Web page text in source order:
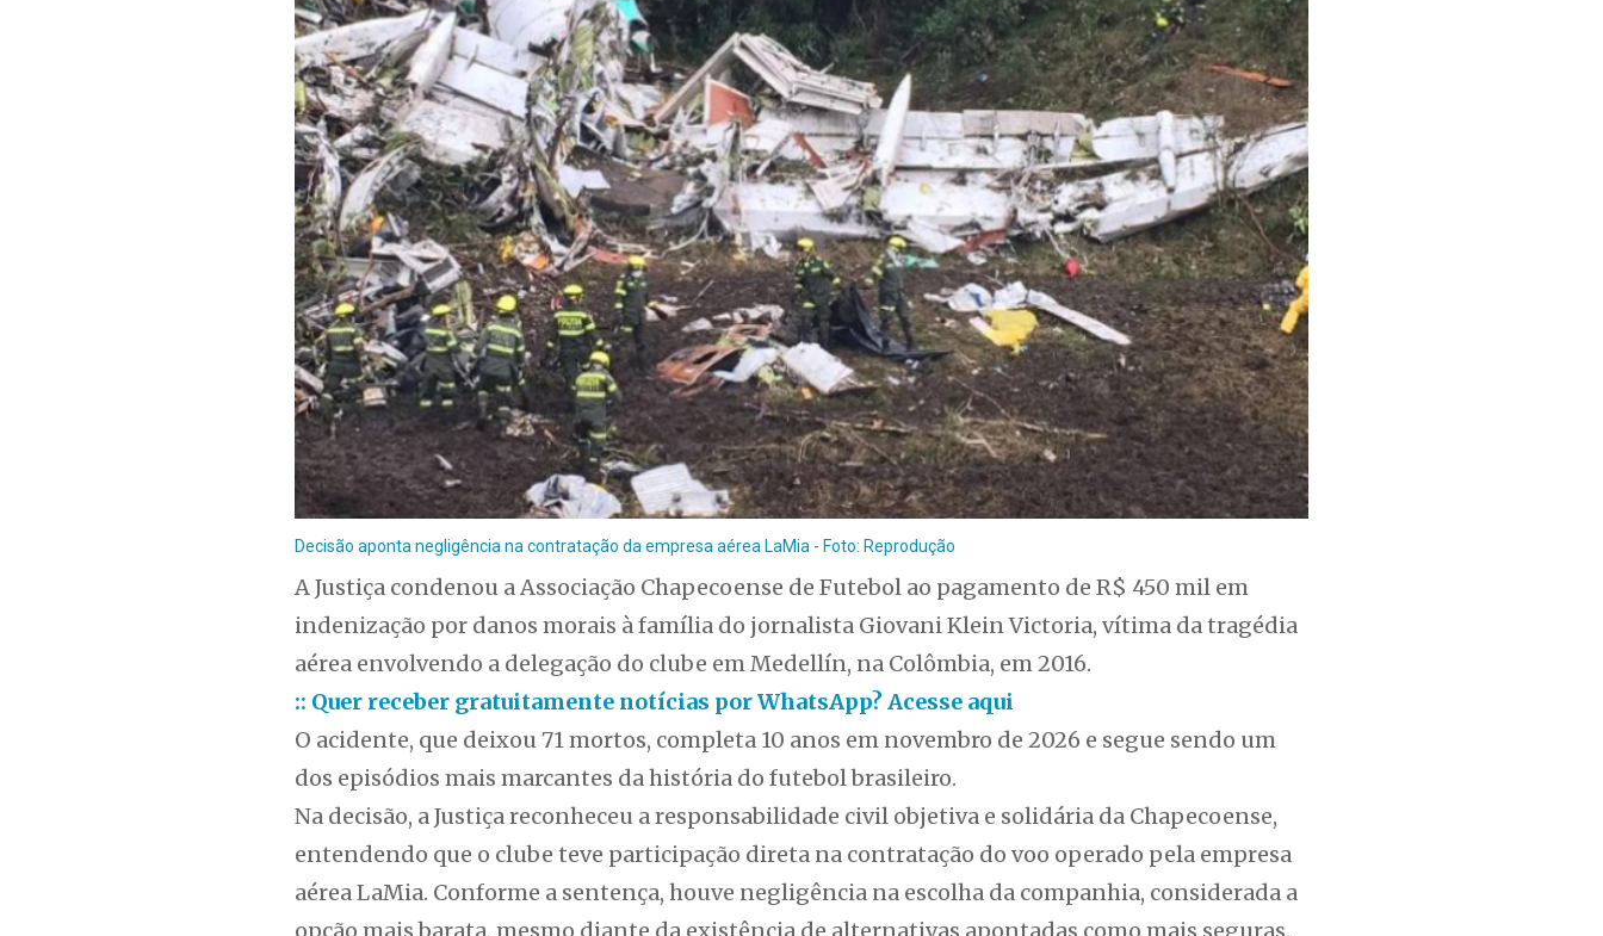
Decisão aponta negligência na contratação da empresa aérea LaMia - Foto: Reprodução
A Justiça condenou a Associação Chapecoense de Futebol ao pagamento de R$ 450 mil em
indenização por danos morais à família do jornalista Giovani Klein Victoria, vítima da tragédia
aérea envolvendo a delegação do clube em Medellín, na Colômbia, em 2016.
:: Quer receber gratuitamente notícias por WhatsApp? Acesse aqui
O acidente, que deixou 71 mortos, completa 10 anos em novembro de 2026 e segue sendo um
dos episódios mais marcantes da história do futebol brasileiro.
Na decisão, a Justiça reconheceu a responsabilidade civil objetiva e solidária da Chapecoense,
entendendo que o clube teve participação direta na contratação do voo operado pela empresa
aérea LaMia. Conforme a sentença, houve negligência na escolha da companhia, considerada a
opção mais barata, mesmo diante da existência de alternativas apontadas como mais seguras.